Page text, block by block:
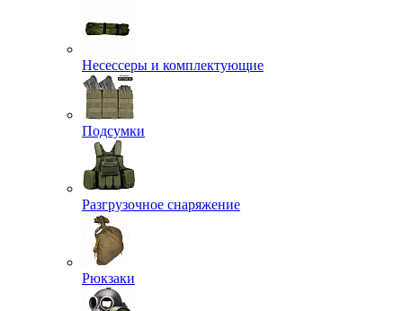
Несессеры и комплектующие
Подсумки
Разгрузочное снаряжение
Рюкзаки